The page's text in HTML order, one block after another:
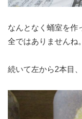
なんとなく蛹室を作
全ではありませんね。
続いて左から2本目、